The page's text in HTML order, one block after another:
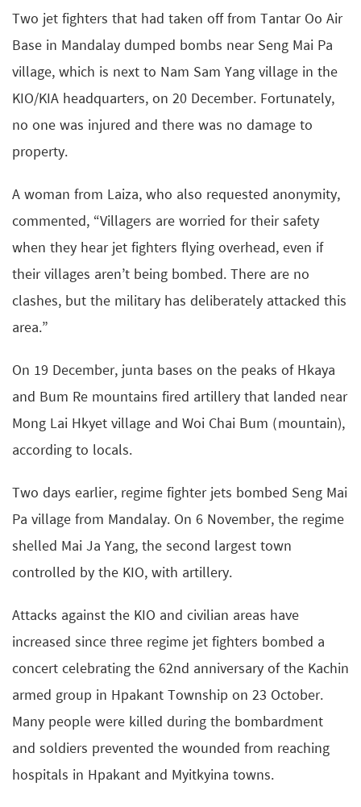
Two jet fighters that had taken off from Tantar Oo Air
Base in Mandalay dumped bombs near Seng Mai Pa
village, which is next to Nam Sam Yang village in the
KIO/KIA headquarters, on 20 December. Fortunately,
no one was injured and there was no damage to
property.
A woman from Laiza, who also requested anonymity,
commented, “Villagers are worried for their safety
when they hear jet fighters flying overhead, even if
their villages aren’t being bombed. There are no
clashes, but the military has deliberately attacked this
area.”
On 19 December, junta bases on the peaks of Hkaya
and Bum Re mountains fired artillery that landed near
Mong Lai Hkyet village and Woi Chai Bum (mountain),
according to locals.
Two days earlier, regime fighter jets bombed Seng Mai
Pa village from Mandalay. On 6 November, the regime
shelled Mai Ja Yang, the second largest town
controlled by the KIO, with artillery.
Attacks against the KIO and civilian areas have
increased since three regime jet fighters bombed a
concert celebrating the 62nd anniversary of the Kachin
armed group in Hpakant Township on 23 October.
Many people were killed during the bombardment
and soldiers prevented the wounded from reaching
hospitals in Hpakant and Myitkyina towns.